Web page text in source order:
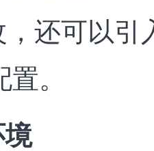
，还可以
。
境